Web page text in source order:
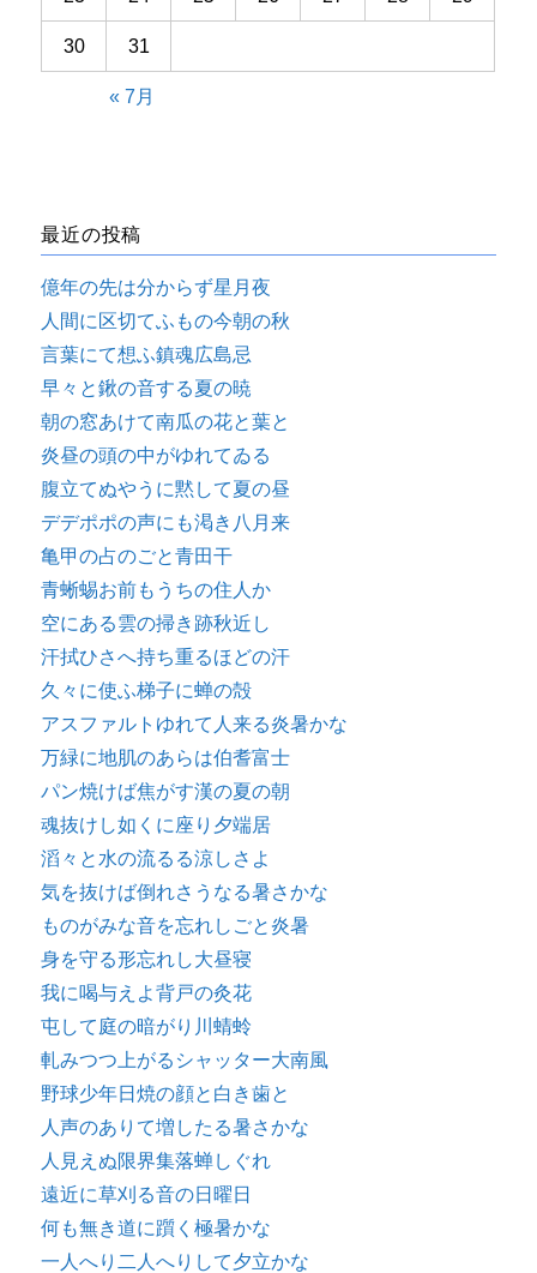
30 31
« 7月
最近の投稿
億年の先は分からず星月夜
人間に区切てふもの今朝の秋
言葉にて想ふ鎮魂広島忌
早々と鍬の音する夏の暁
朝の窓あけて南瓜の花と葉と
炎昼の頭の中がゆれてゐる
腹立てぬやうに黙して夏の昼
デデポポの声にも渇き八月来
亀甲の占のごと青田干
青蜥蜴お前もうちの住人か
空にある雲の掃き跡秋近し
汗拭ひさへ持ち重るほどの汗
久々に使ふ梯子に蝉の殻
アスファルトゆれて人来る炎暑かな
万緑に地肌のあらは伯耆富士
パン焼けば焦がす漢の夏の朝
魂抜けし如くに座り夕端居
滔々と水の流るる涼しさよ
気を抜けば倒れさうなる暑さかな
ものがみな音を忘れしごと炎暑
身を守る形忘れし大昼寝
我に喝与えよ背戸の灸花
屯して庭の暗がり川蜻蛉
軋みつつ上がるシャッター大南風
野球少年日焼の顔と白き歯と
人声のありて増したる暑さかな
人見えぬ限界集落蝉しぐれ
遠近に草刈る音の日曜日
何も無き道に躓く極暑かな
一人へり二人へりして夕立かな